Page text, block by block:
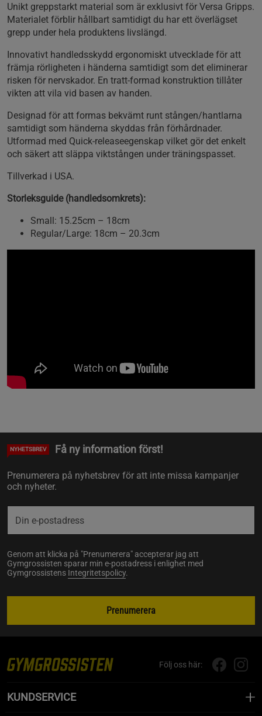
Unikt greppstarkt material som är exklusivt för Versa Gripps.
Materialet förblir hållbart samtidigt du har ett överlägset
grepp under hela produktens livslängd.
Innovativt handledsskydd ergonomiskt utvecklade för att
främja rörligheten i händerna samtidigt som det eliminerar
risken för nervskador. En tratt-formad konstruktion tillåter
vikten att vila vid basen av handen.
Designad för att formas bekvämt runt stången/hantlarna
samtidigt som händerna skyddas från förhårdnader.
Utformad med Quick-releaseegenskap vilket gör det enkelt
och säkert att släppa viktstången under träningspasset.
Tillverkad i USA.
Storleksguide (handledsomkrets):
Small: 15.25cm – 18cm
Regular/Large: 18cm – 20.3cm
NYHETSBREV Få ny information först!
Prenumerera på nyhetsbrev för att inte missa kampanjer
och nyheter.
Genom att klicka på "Prenumerera" accepterar jag att
Gymgrossisten sparar min e-postadress i enlighet med
Gymgrossistens Integritetspolicy.
Prenumerera
Följ oss här:
KUNDSERVICE